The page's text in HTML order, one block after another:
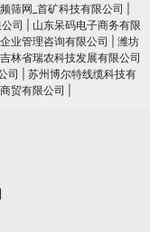
筛网_首矿科技有限公司
司
山东呆码电子商务有限
业管理咨询有限公司
潍坊
吉林省瑞农科技发展有限公司
司
苏州博尔特线缆科技有
贸有限公司